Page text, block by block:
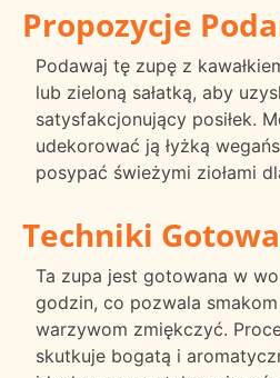
Propozycje
Podawaj tę zupę z
lub zieloną sałatką, aby
satysfakcjonujący posiłek.
udekorować ją łyżką
posypać świeżymi ziołami
Techniki
Ta zupa jest gotowana w
godzin, co pozwala smakom
warzywom zmiękczyć.
skutkuje bogatą i